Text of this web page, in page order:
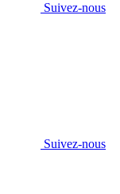
Suivez-nous
Suivez-nous